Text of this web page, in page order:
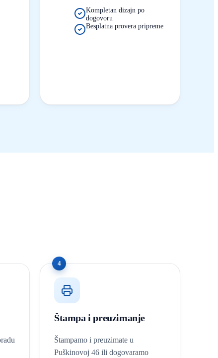
Kompletan dizajn po
dogovoru
Besplatna provera pripreme
4
Štampa i preuzimanje
Štampamo i preuzimate u
Puškinovoj 46 ili dogovaramo